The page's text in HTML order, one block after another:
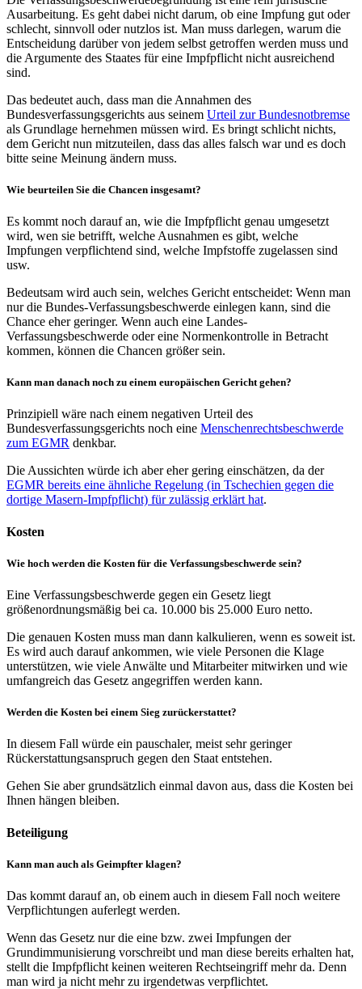
Ausarbeitung. Es geht dabei nicht darum, ob eine Impfung gut oder
schlecht, sinnvoll oder nutzlos ist. Man muss darlegen, warum die
Entscheidung darüber von jedem selbst getroffen werden muss und
die Argumente des Staates für eine Impfpflicht nicht ausreichend
sind.
Das bedeutet auch, dass man die Annahmen des
Bundesverfassungsgerichts aus seinem Urteil zur Bundesnotbremse
als Grundlage hernehmen müssen wird. Es bringt schlicht nichts,
dem Gericht nun mitzuteilen, dass das alles falsch war und es doch
bitte seine Meinung ändern muss.
Wie beurteilen Sie die Chancen insgesamt?
Es kommt noch darauf an, wie die Impfpflicht genau umgesetzt
wird, wen sie betrifft, welche Ausnahmen es gibt, welche
Impfungen verpflichtend sind, welche Impfstoffe zugelassen sind
usw.
Bedeutsam wird auch sein, welches Gericht entscheidet: Wenn man
nur die Bundes-Verfassungsbeschwerde einlegen kann, sind die
Chance eher geringer. Wenn auch eine Landes-
Verfassungsbeschwerde oder eine Normenkontrolle in Betracht
kommen, können die Chancen größer sein.
Kann man danach noch zu einem europäischen Gericht gehen?
Prinzipiell wäre nach einem negativen Urteil des
Bundesverfassungsgerichts noch eine Menschenrechtsbeschwerde
zum EGMR denkbar.
Die Aussichten würde ich aber eher gering einschätzen, da der
EGMR bereits eine ähnliche Regelung (in Tschechien gegen die
dortige Masern-Impfpflicht) für zulässig erklärt hat.
Kosten
Wie hoch werden die Kosten für die Verfassungsbeschwerde sein?
Eine Verfassungsbeschwerde gegen ein Gesetz liegt
größenordnungsmäßig bei ca. 10.000 bis 25.000 Euro netto.
Die genauen Kosten muss man dann kalkulieren, wenn es soweit ist.
Es wird auch darauf ankommen, wie viele Personen die Klage
unterstützen, wie viele Anwälte und Mitarbeiter mitwirken und wie
umfangreich das Gesetz angegriffen werden kann.
Werden die Kosten bei einem Sieg zurückerstattet?
In diesem Fall würde ein pauschaler, meist sehr geringer
Rückerstattungsanspruch gegen den Staat entstehen.
Gehen Sie aber grundsätzlich einmal davon aus, dass die Kosten bei
Ihnen hängen bleiben.
Beteiligung
Kann man auch als Geimpfter klagen?
Das kommt darauf an, ob einem auch in diesem Fall noch weitere
Verpflichtungen auferlegt werden.
Wenn das Gesetz nur die eine bzw. zwei Impfungen der
Grundimmunisierung vorschreibt und man diese bereits erhalten hat,
stellt die Impfpflicht keinen weiteren Rechtseingriff mehr da. Denn
man wird ja nicht mehr zu irgendetwas verpflichtet.